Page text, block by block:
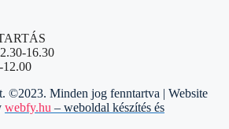
16.30
©2023. Minden jog fenntartva | Website
webfy.hu – weboldal készítés és